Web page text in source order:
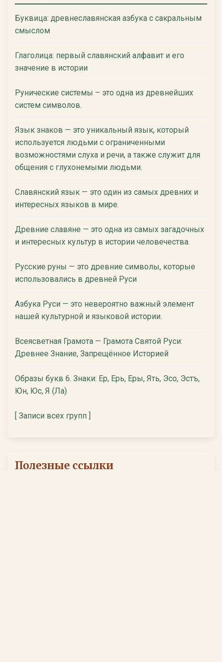
Буквица: древнеславянская азбука с сакральным
смыслом
Глаголица: первый славянский алфавит и его
значение в истории
Рунические системы – это одна из древнейших
систем символов.
Язык знаков — это уникальный язык, который
используется людьми с ограниченными
возможностями слуха и речи, а также служит для
общения с глухонемыми людьми.
Славянский язык — это один из самых древних и
интересных языков в мире.
Древние славяне — это одна из самых загадочных
и интересных культур в истории человечества.
Русские руны — это древние символы, которые
использовались в древней Руси
Азбука Руси — это невероятно важный элемент
нашей культурной и языковой истории.
Всеясветная Грамота — Грамота Святой Руси:
Древнее Знание, Запрещённое Историей
Образы букв 6. Знаки: Ер, Ерь, Еры, Ять, Эсо, Эстъ,
Юн, Юс, Я (Ла)
[ Записи всех групп ]
Полезные ссылки